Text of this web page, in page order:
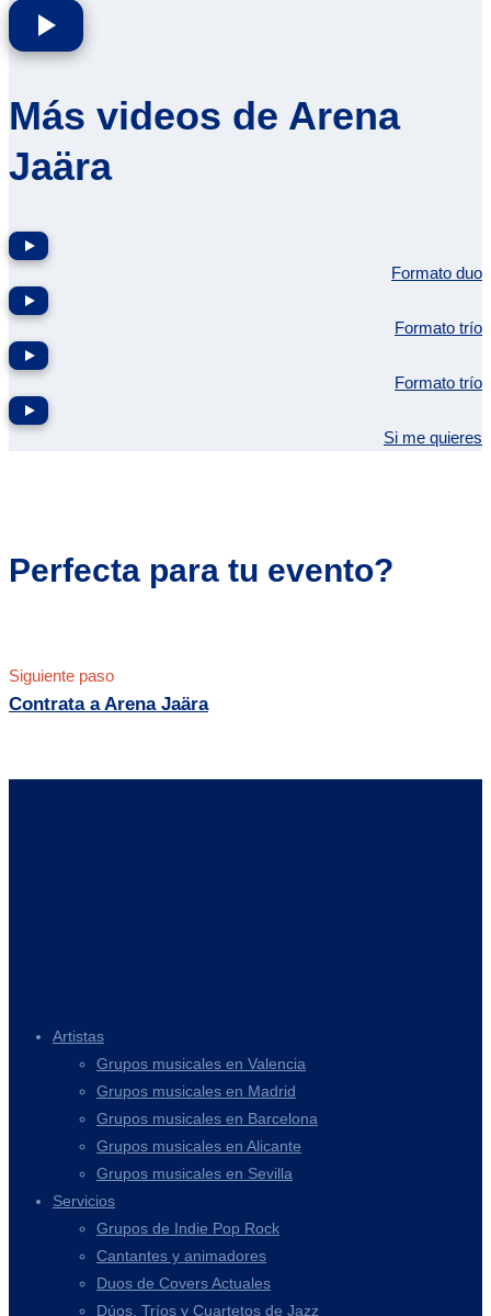
Más videos de Arena
Jaära
Formato duo
Formato trío
Formato trío
Si me quieres
Perfecta para tu evento?
Siguiente paso
Contrata a Arena Jaära
Artistas
Grupos musicales en Valencia
Grupos musicales en Madrid
Grupos musicales en Barcelona
Grupos musicales en Alicante
Grupos musicales en Sevilla
Servicios
Grupos de Indie Pop Rock
Cantantes y animadores
Duos de Covers Actuales
Dúos, Tríos y Cuartetos de Jazz